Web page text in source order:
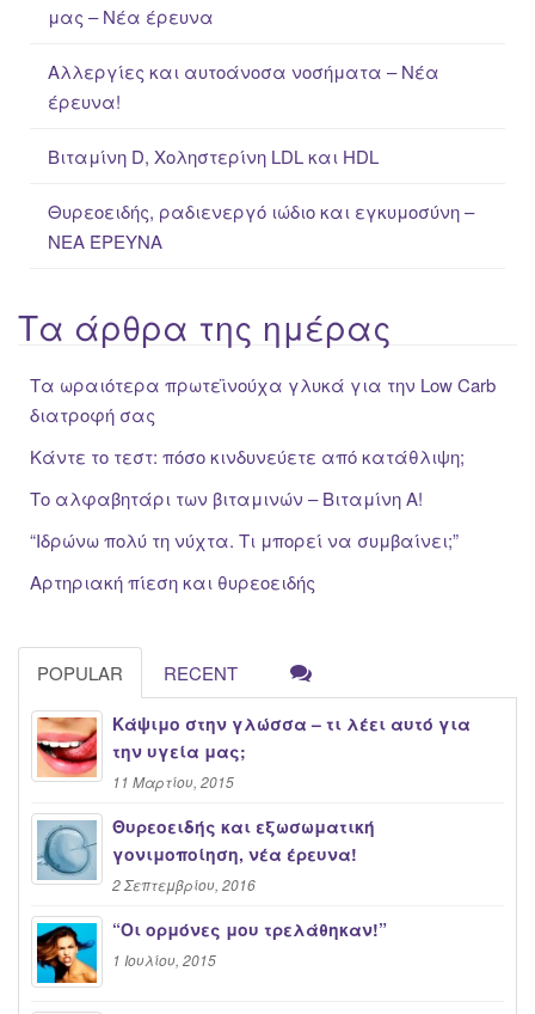
μας – Νέα έρευνα
Αλλεργίες και αυτοάνοσα νοσήματα – Νέα
έρευνα!
Βιταμίνη D, Χοληστερίνη LDL και HDL
Θυρεοειδής, ραδιενεργό ιώδιο και εγκυμοσύνη –
ΝΕΑ ΈΡΕΥΝΑ
Τα άρθρα της ημέρας
Τα ωραιότερα πρωτεϊνούχα γλυκά για την Low Carb
διατροφή σας
Κάντε το τεστ: πόσο κινδυνεύετε από κατάθλιψη;
Το αλφαβητάρι των βιταμινών – Βιταμίνη Α!
“Iδρώνω πολύ τη νύχτα. Τι μπορεί να συμβαίνει;”
Αρτηριακή πίεση και θυρεοειδής
POPULAR RECENT
Κάψιμο στην γλώσσα – τι λέει αυτό για
την υγεία μας;
11 Μαρτίου, 2015
Θυρεοειδής και εξωσωματική
γονιμοποίηση, νέα έρευνα!
2 Σεπτεμβρίου, 2016
“Oι ορμόνες μου τρελάθηκαν!”
1 Ιουλίου, 2015